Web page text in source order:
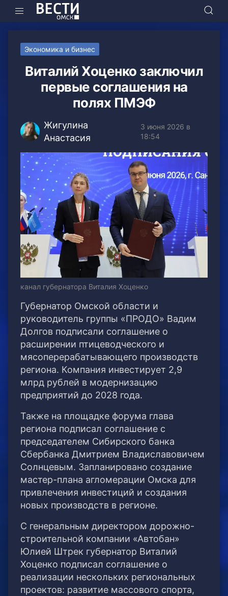
Экономика и бизнес
Виталий Хоценко заключил
первые соглашения на
полях ПМЭФ
Жигулина
Анастасия
3 июня 2026 в
18:54
канал губернатора Виталия Хоценко
Губернатор Омской области и
руководитель группы «ПРОДО» Вадим
Долгов подписали соглашение о
расширении птицеводческого и
мясоперерабатывающего производств
региона. Компания инвестирует 2,9
млрд рублей в модернизацию
предприятий до 2028 года.
Также на площадке форума глава
региона подписал соглашение с
председателем Сибирского банка
Сбербанка Дмитрием Владиславовичем
Солнцевым. Запланировано создание
мастер-плана агломерации Омска для
привлечения инвестиций и создания
новых производств в регионе.
С генеральным директором дорожно-
строительной компании «Автобан»
Юлией Штрек губернатор Виталий
Хоценко подписал соглашение о
реализации нескольких региональных
проектов: развитие массового спорта,